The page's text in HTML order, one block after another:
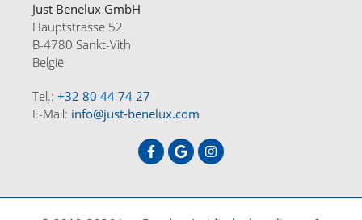
OFFERTES OVER ONS
DE FR NL
Just Benelux GmbH
Hauptstrasse 52
B-4780 Sankt-Vith
België
Tel.: +32 80 44 74 27
E-Mail: info@just-benelux.com